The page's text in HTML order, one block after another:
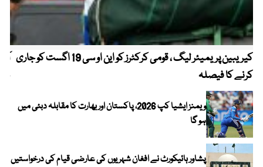
کیریبین پریمیئر لیگ ، قومی کرکٹرز کو این او سی 19 اگست کو جاری
کرنے کا فیصلہ
ویمنز ایشیا کپ 2026، پاکستان اور بھارت کا مقابلہ دبئی میں
ہو گا
پشاور ہائیکورٹ نے افغان شہریوں کی عارضی قیام کی درخواستیں